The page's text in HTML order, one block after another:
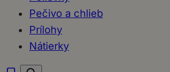
Pečivo a chlieb
Prílohy
Nátierky